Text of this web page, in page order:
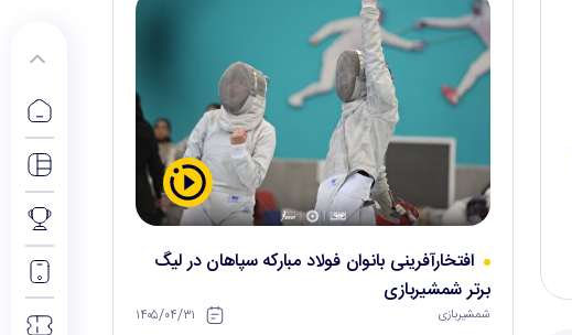
افتخارآفرینی بانوان فولاد مبارکه سپاهان در لیگ
برتر شمشیربازی
شمشیربازی ۱۴۰۵/۰۴/۳۱